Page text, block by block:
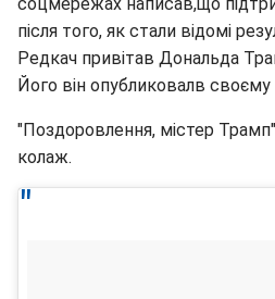
після того, як стали відомі
Редкач привітав Дональда
Його він опубликовалв своєму
"Поздоровлення, містер
колаж.